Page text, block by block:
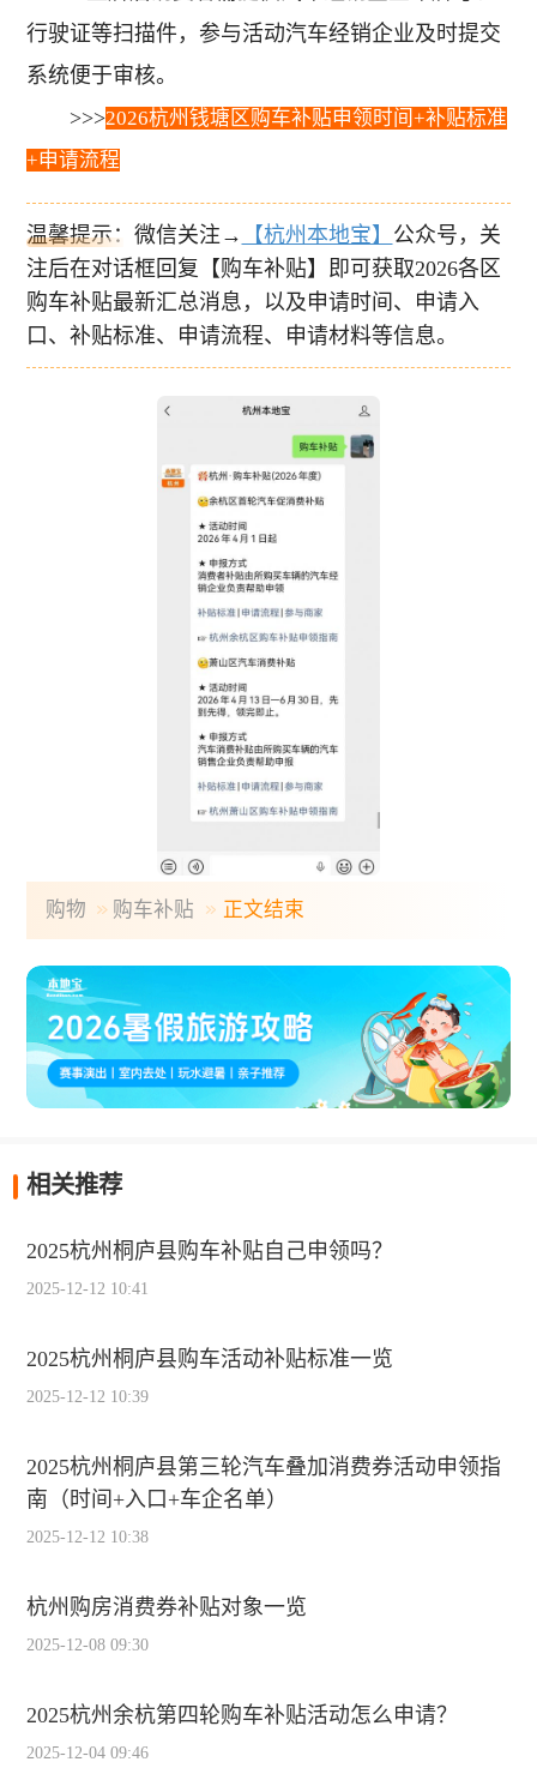
行驶证等扫描件，参与活动汽车经销企业及时提交
系统便于审核。
>>>2026杭州钱塘区购车补贴申领时间+补贴标准
+申请流程
温馨提示：微信关注→ 【杭州本地宝】 公众号，关
注后在对话框回复【购车补贴】即可获取2026各区
购车补贴最新汇总消息，以及申请时间、申请入
口、补贴标准、申请流程、申请材料等信息。
购物 购车补贴 正文结束
相关推荐
2025杭州桐庐县购车补贴自己申领吗？
2025-12-12 10:41
2025杭州桐庐县购车活动补贴标准一览
2025-12-12 10:39
2025杭州桐庐县第三轮汽车叠加消费券活动申领指
南（时间+入口+车企名单）
2025-12-12 10:38
杭州购房消费券补贴对象一览
2025-12-08 09:30
2025杭州余杭第四轮购车补贴活动怎么申请？
2025-12-04 09:46